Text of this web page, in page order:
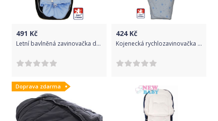
491 Kč
Letní bavlněná zavinovačka do autosedačky, Dětský svět, modrá 79x38cm MINI
424Kč
Kojenecká rychlozavinovačka do autosedačky Dětský svět modrá hvězdička
Doprava zdarma